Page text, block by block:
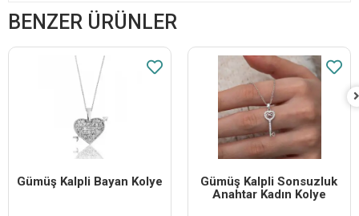
BENZER ÜRÜNLER
Gümüş Kalpli Bayan Kolye
Gümüş Kalpli Sonsuzluk
Anahtar Kadın Kolye